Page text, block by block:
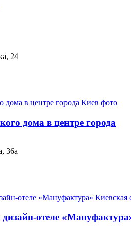
24
дома в центре города
36а
отеле